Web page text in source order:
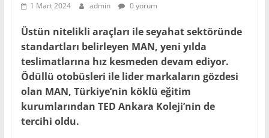
1 Mart 2024 admin 0 yorum
Üstün nitelikli araçları ile seyahat sektöründe
standartları belirleyen MAN, yeni yılda
teslimatlarına hız kesmeden devam ediyor.
Ödüllü otobüsleri ile lider markaların gözdesi
olan MAN, Türkiye’nin köklü eğitim
kurumlarından TED Ankara Koleji’nin de
tercihi oldu.